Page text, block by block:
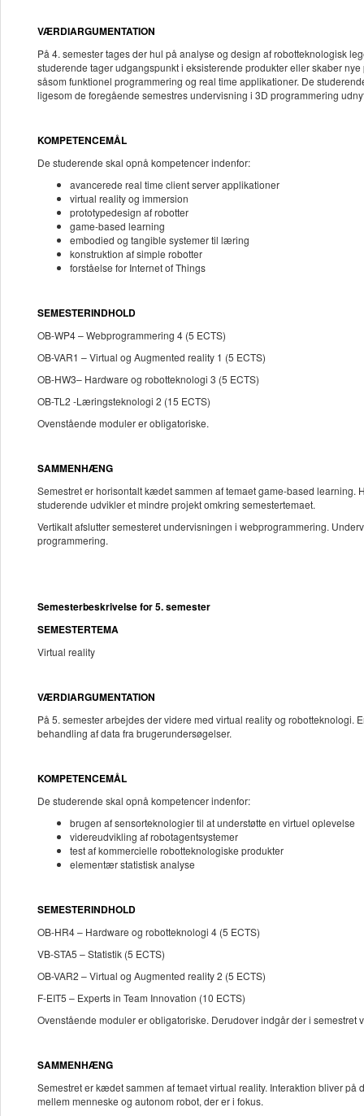
VÆRDIARGUMENTATION
På 4. semester tages der hul på analyse og design af robotteknologisk
studerende tager udgangspunkt i eksisterende produkter eller skaber
såsom funktionel programmering og real time applikationer. De
ligesom de foregående semestres undervisning i 3D programmering
KOMPETENCEMÅL
De studerende skal opnå kompetencer indenfor:
avancerede real time client server applikationer
virtual reality og immersion
prototypedesign af robotter
game-based learning
embodied og tangible systemer til læring
konstruktion af simple robotter
forståelse for Internet of Things
SEMESTERINDHOLD
OB-WP4 – Webprogrammering 4 (5 ECTS)
OB-VAR1 – Virtual og Augmented reality 1 (5 ECTS)
OB-HW3– Hardware og robotteknologi 3 (5 ECTS)
OB-TL2 -Læringsteknologi 2 (15 ECTS)
Ovenstående moduler er obligatoriske.
SAMMENHÆNG
Semestret er horisontalt kædet sammen af temaet game-based
studerende udvikler et mindre projekt omkring semestertemaet.
Vertikalt afslutter semesteret undervisningen i webprogrammering.
programmering.
Semesterbeskrivelse for 5. semester
SEMESTERTEMA
Virtual reality
VÆRDIARGUMENTATION
På 5. semester arbejdes der videre med virtual reality og
behandling af data fra brugerundersøgelser.
KOMPETENCEMÅL
De studerende skal opnå kompetencer indenfor:
brugen af sensorteknologier til at understøtte en virtuel oplevelse
videreudvikling af robotagentsystemer
test af kommercielle robotteknologiske produkter
elementær statistisk analyse
SEMESTERINDHOLD
OB-HR4 – Hardware og robotteknologi 4 (5 ECTS)
VB-STA5 – Statistik (5 ECTS)
OB-VAR2 – Virtual og Augmented reality 2 (5 ECTS)
F-EIT5 – Experts in Team Innovation (10 ECTS)
Ovenstående moduler er obligatoriske. Derudover indgår der i semestret
SAMMENHÆNG
Semestret er kædet sammen af temaet virtual reality. Interaktion bliver
mellem menneske og autonom robot, der er i fokus.